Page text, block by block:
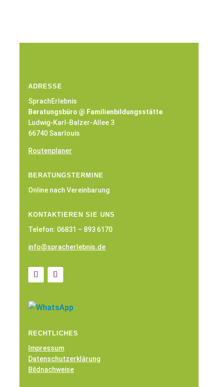
ADRESSE
SprachErlebnis
Beratungsbüro @ Familienbildungsstätte
Ludwig-Karl-Balzer-Allee 3
66740 Saarlouis
Routenplaner
BERATUNGSTERMINE
Online nach Vereinbarung
KONTAKTIEREN SIE UNS
Telefon: 06831 – 893 6170
info@spracherlebnis.de
RECHTLICHES
Impressum
Datenschutzerklärung
Bildnachweise